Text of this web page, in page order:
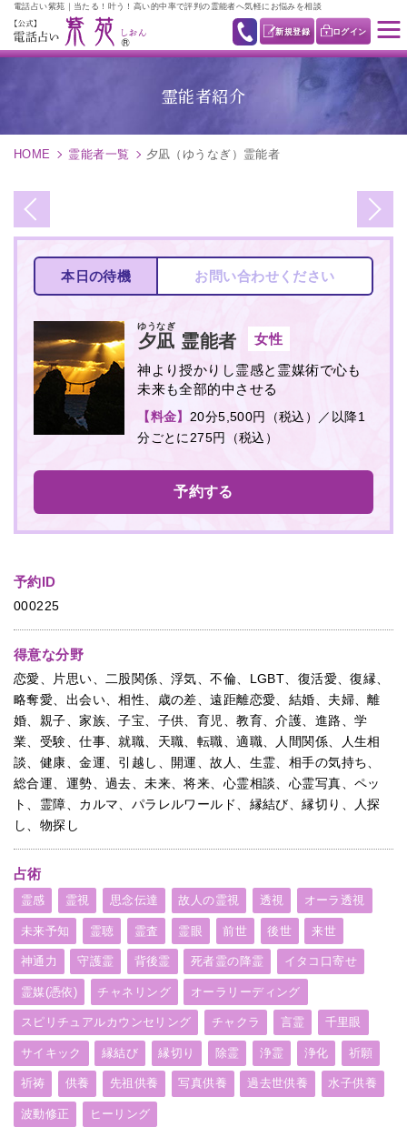
電話占い紫苑｜当たる！叶う！高い的中率で評判の霊能者へ気軽にお悩みを相談
新規登録 ログイン
霊能者紹介
HOME 霊能者一覧 夕凪（ゆうなぎ）霊能者
本日の待機 お問い合わせください
夕凪
ゆうなぎ
霊能者 女性
神より授かりし霊感と霊媒術で心も
未来も全部的中させる
【料金】 20分5,500円（税込）／以降1
分ごとに275円（税込）
予約する
予約ID
000225
得意な分野
恋愛、片思い、二股関係、浮気、不倫、LGBT、復活愛、復縁、
略奪愛、出会い、相性、歳の差、遠距離恋愛、結婚、夫婦、離
婚、親子、家族、子宝、子供、育児、教育、介護、進路、学
業、受験、仕事、就職、天職、転職、適職、人間関係、人生相
談、健康、金運、引越し、開運、故人、生霊、相手の気持ち、
総合運、運勢、過去、未来、将来、心霊相談、心霊写真、ペッ
ト、霊障、カルマ、パラレルワールド、縁結び、縁切り、人探
し、物探し
占術
霊感 霊視 思念伝達 故人の霊視 透視 オーラ透視
未来予知 霊聴 霊査 霊眼 前世 後世 来世
神通力 守護霊 背後霊 死者霊の降霊 イタコ口寄せ
霊媒(憑依) チャネリング オーラリーディング
スピリチュアルカウンセリング チャクラ 言霊 千里眼
サイキック 縁結び 縁切り 除霊 浄霊 浄化 祈願
祈祷 供養 先祖供養 写真供養 過去世供養 水子供養
波動修正 ヒーリング